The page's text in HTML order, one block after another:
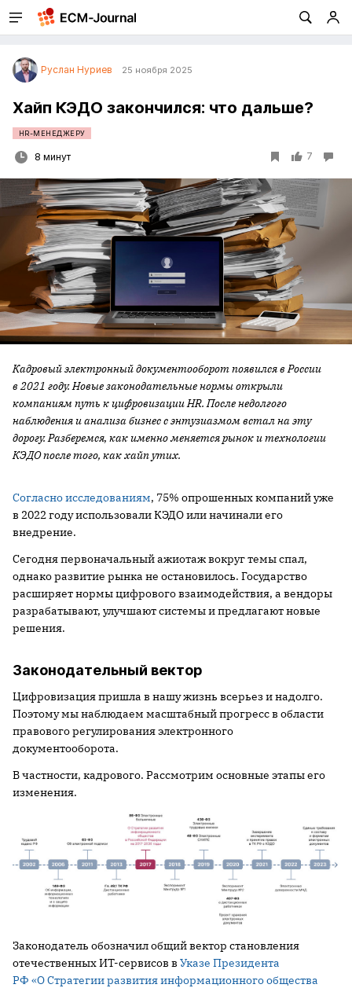
Руслан Нуриев 25 ноября 2025
Хайп КЭДО закончился: что дальше?
HR-МЕНЕДЖЕРУ
8 минут 7
Кадровый электронный документооборот появился в России
в 2021 году. Новые законодательные нормы открыли
компаниям путь к цифровизации HR. После недолгого
наблюдения и анализа бизнес с энтузиазмом встал на эту
дорогу. Разберемся, как именно меняется рынок и технологии
КЭДО после того, как хайп утих.
Согласно исследованиям, 75% опрошенных компаний уже
в 2022 году использовали КЭДО или начинали его
внедрение.
Сегодня первоначальный ажиотаж вокруг темы спал,
однако развитие рынка не остановилось. Государство
расширяет нормы цифрового взаимодействия, а вендоры
разрабатывают, улучшают системы и предлагают новые
решения.
Законодательный вектор
Цифровизация пришла в нашу жизнь всерьез и надолго.
Поэтому мы наблюдаем масштабный прогресс в области
правового регулирования электронного
документооборота.
В частности, кадрового. Рассмотрим основные этапы его
изменения.
Законодатель обозначил общий вектор становления
отечественных ИТ-сервисов в Указе Президента
РФ «О Стратегии развития информационного общества